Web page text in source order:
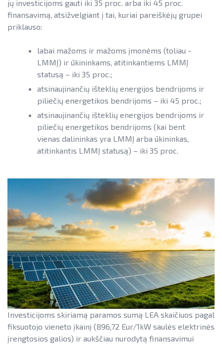
Savivaldybių AIE naudojimo plėtros
veiksmų planai
įrengti ant stogo
Procedūros ir leidimai
Leidiniai
Teisinė aplinka
»Projektų archyvas«
Energijos vartojimo auditas
EVE vertinimo įrankiai
Viešuosius interesus atitinkančių
paslaugų diferencijavimas
Teisinė aplinka
Viešųjų pastatų atnaujinimas
jų investicijoms gauti iki 35 proc. arba iki 45 proc.
finansavimą, atsižvelgiant į tai, kuriai pareiškėjų grupei
priklauso:
labai mažoms ir mažoms įmonėms (toliau -
LMMĮ) ir ūkininkams, atitinkantiems LMMĮ
statusą – iki 35 proc.;
atsinaujinančių išteklių energijos bendrijoms ir
piliečių energetikos bendrijoms – iki 45 proc.;
atsinaujinančių išteklių energijos bendrijoms ir
piliečių energetikos bendrijoms (kai bent
vienas dalininkas yra LMMĮ arba ūkininkas,
atitinkantis LMMĮ statusą) – iki 35 proc.
Investicijoms skiriamą paramos sumą LEA skaičiuos pagal
fiksuotojo vieneto įkainį (896,72 Eur/1kW saulės elektrinės
įrengtosios galios) ir aukščiau nurodytą finansavimui